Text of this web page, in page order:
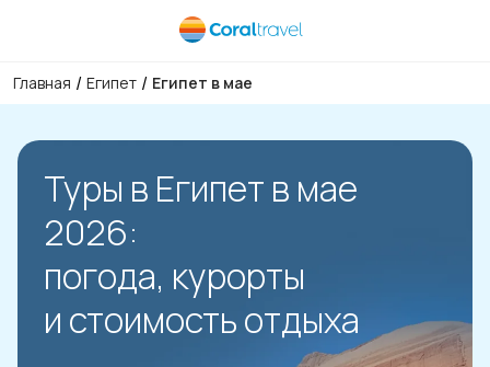
Главная / Египет / Египет в мае
Туры в Египет в мае
2026:
погода, курорты
и стоимость отдыха